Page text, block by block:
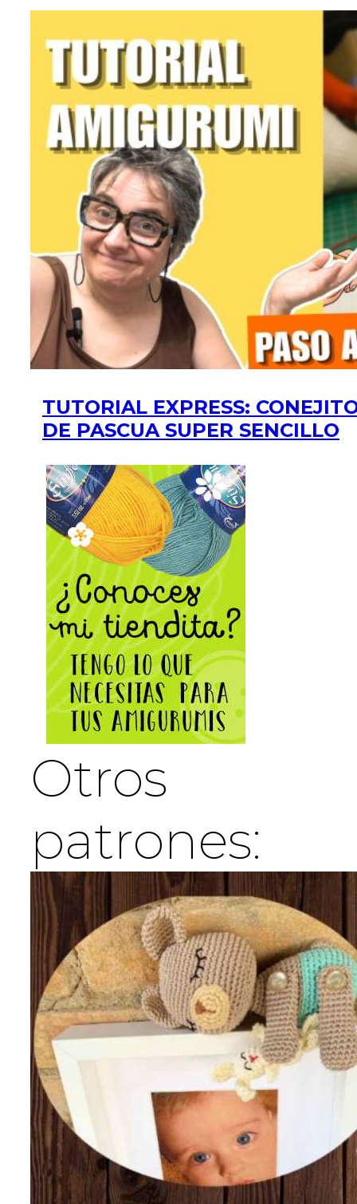
TUTORIAL EXPRESS:
DE PASCUA SUPER SENCILLO
Otros
patrones: